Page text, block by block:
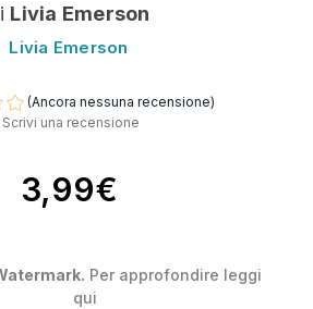
Livia Emerson
Livia Emerson
(Ancora nessuna recensione)
Scrivi una recensione
3,99€
Per approfondire leggi
qui